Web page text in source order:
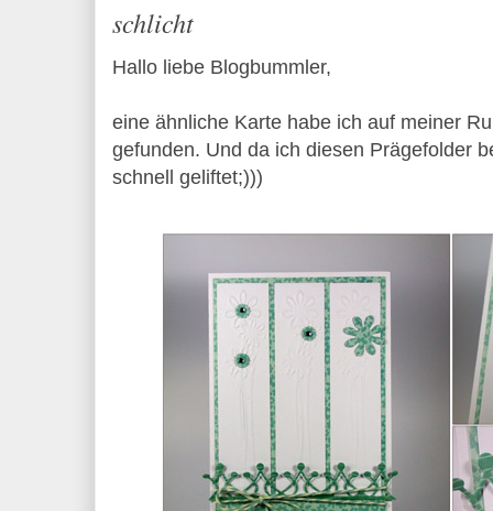
schlicht
Hallo liebe Blogbummler,
eine ähnliche Karte habe ich auf meiner
gefunden. Und da ich diesen Prägefolder
schnell geliftet;)))